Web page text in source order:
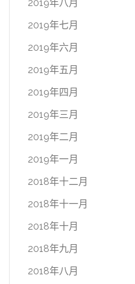
2019年八月
2019年七月
2019年六月
2019年五月
2019年四月
2019年三月
2019年二月
2019年一月
2018年十二月
2018年十一月
2018年十月
2018年九月
2018年八月